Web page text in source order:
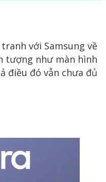
với Samsung về
tượng như màn hình
điều đó vẫn chưa đủ